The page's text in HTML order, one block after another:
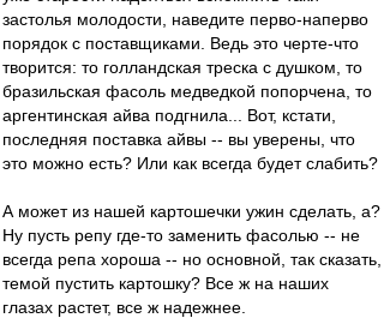
застолья молодости, наведите перво-наперво
порядок с поставщиками. Ведь это черте-что
творится: то голландская треска с душком, то
бразильская фасоль медведкой попорчена, то
аргентинская айва подгнила... Вот, кстати,
последняя поставка айвы -- вы уверены, что
это можно есть? Или как всегда будет слабить?
А может из нашей картошечки ужин сделать, а?
Ну пусть репу где-то заменить фасолью -- не
всегда репа хороша -- но основной, так сказать,
темой пустить картошку? Все ж на наших
глазах растет, все ж надежнее.